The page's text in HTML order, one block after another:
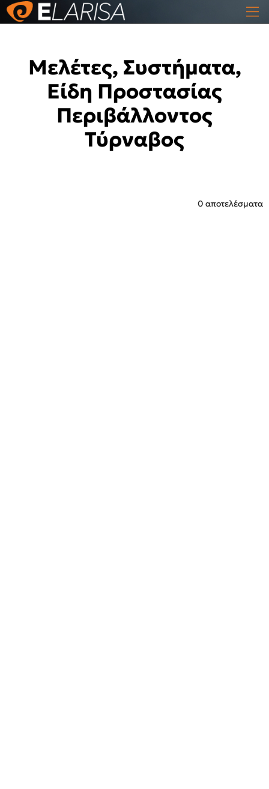
Μελέτες, Συστήματα,
Είδη Προστασίας
Περιβάλλοντος
Τύρναβος
0 αποτελέσματα